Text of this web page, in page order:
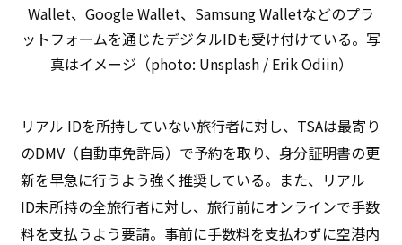
Wallet、Google Wallet、Samsung Walletなどのプラ
ットフォームを通じたデジタルIDも受け付けている。写
真はイメージ（photo: Unsplash / Erik Odiin）
リアル IDを所持していない旅行者に対し、TSAは最寄り
のDMV（自動車免許局）で予約を取り、身分証明書の更
新を早急に行うよう強く推奨している。また、リアル
ID未所持の全旅行者に対し、旅行前にオンラインで手数
料を支払うよう要請。事前に手数料を支払わずに空港内